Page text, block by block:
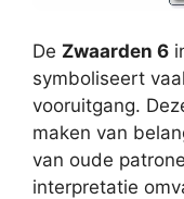
De Zwaarden 6
symboliseert
vooruitgang.
maken van
van oude
interpretatie